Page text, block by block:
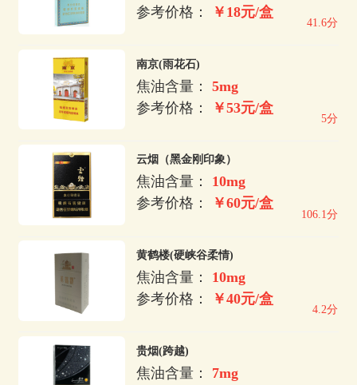
参考价格：
￥18元/盒
41.6分
南京(雨花石)
焦油含量：5mg
参考价格：
￥53元/盒
5分
云烟（黑金刚印象）
焦油含量： 10mg
参考价格：
￥60元/盒
106.1分
黄鹤楼(硬峡谷柔情)
焦油含量： 10mg
参考价格：
￥40元/盒
4.2分
贵烟(跨越)
焦油含量： 7mg